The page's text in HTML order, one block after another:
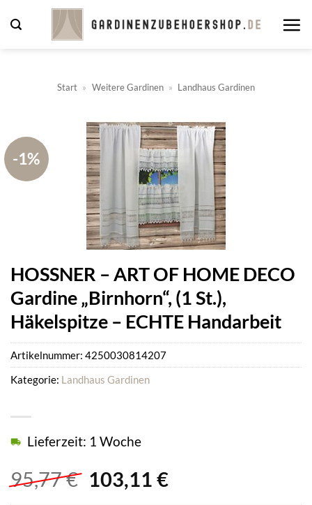
Inhalt
Start » Weitere Gardinen » Landhaus Gardinen
-1%
HOSSNER – ART OF HOME DECO
Gardine „Birnhorn“, (1 St.),
Häkelspitze – ECHTE Handarbeit
95,77€ Ursprünglicher
103,11 €Aktueller
Lieferzeit: 1 Woche
Artikelnummer: 4250030814207
Kategorie: Landhaus Gardinen